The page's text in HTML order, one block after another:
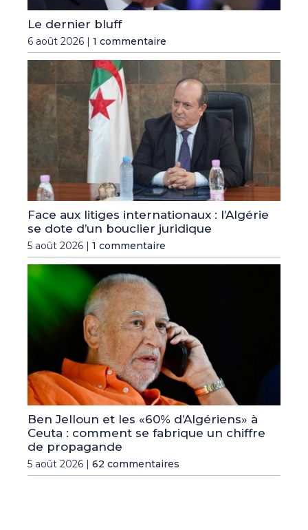
Le dernier bluff
6 août 2026 | 1 commentaire
Face aux litiges internationaux : l’Algérie
se dote d’un bouclier juridique
5 août 2026 | 1 commentaire
Ben Jelloun et les «60% d’Algériens» à
Ceuta : comment se fabrique un chiffre
de propagande
5 août 2026 | 62 commentaires